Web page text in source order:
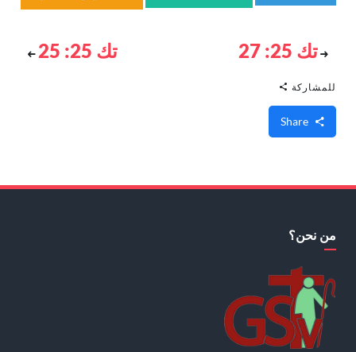
تك 25: 27 تك 25: 25
للمشاركة
من نحن؟